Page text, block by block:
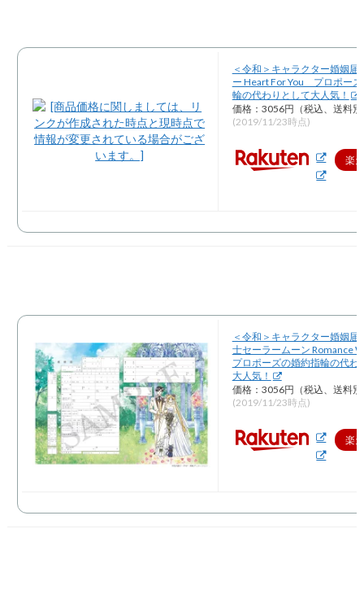
＜令和＞キャラクター婚姻届
ー Heart For You プロポーズ
輪の代わりとして大人気！
価格：3056円（税込、送料別
(2019/11/23時点)
楽
＜令和＞キャラクター婚姻届
士セーラームーン Romance
プロポーズの婚約指輪の代わ
大人気！
価格：3056円（税込、送料別
(2019/11/23時点)
楽